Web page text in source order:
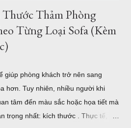
Thảm Phòng
Từng Loại Sofa (Kèm
giúp phòng khách trở nên sang
hơn. Tuy nhiên, nhiều người khi
tâm đến màu sắc hoặc họa tiết mà
trọng nhất: kích thước . Thực tế,